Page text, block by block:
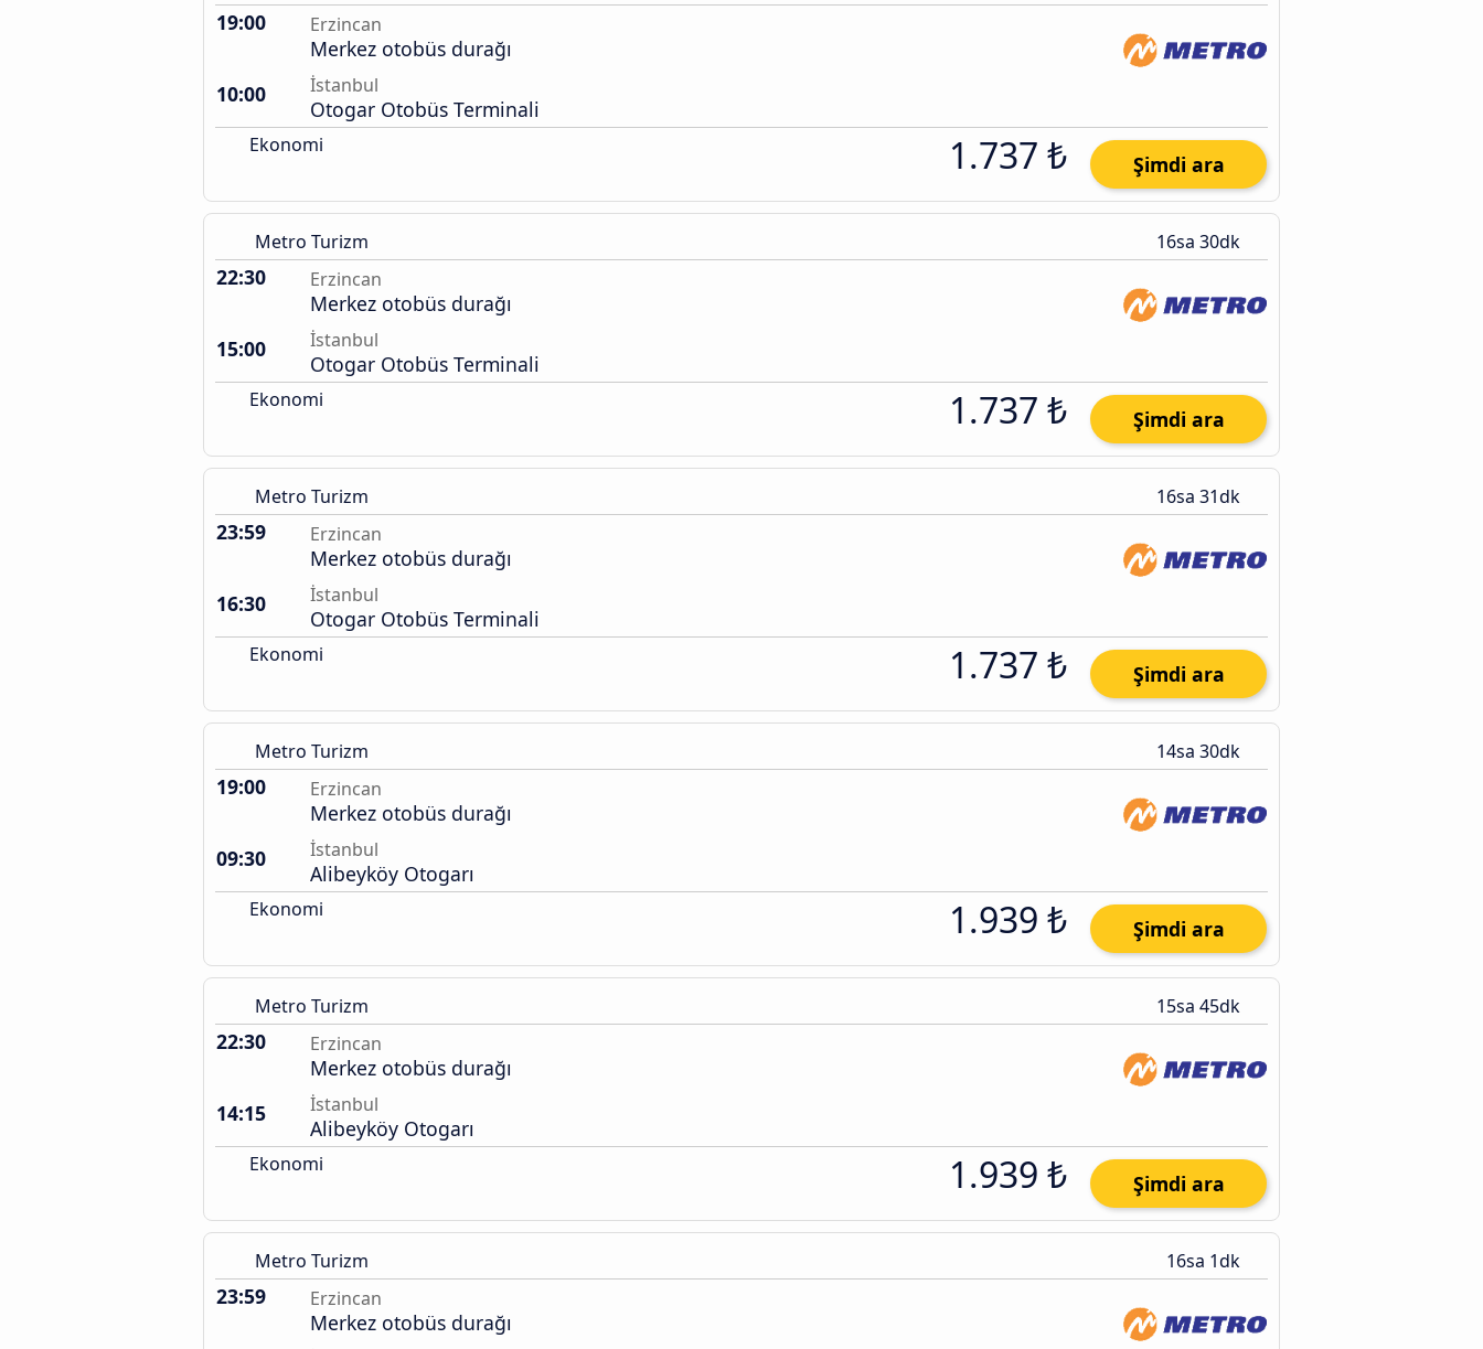
19:00 Erzincan
Merkez otobüs durağı
10:00
İstanbul
Otogar Otobüs Terminali
Ekonomi 1.737 ₺ Şimdi ara
Metro Turizm 16sa 30dk
22:30 Erzincan
Merkez otobüs durağı
15:00
İstanbul
Otogar Otobüs Terminali
Ekonomi 1.737 ₺ Şimdi ara
Metro Turizm 16sa 31dk
23:59 Erzincan
Merkez otobüs durağı
16:30
İstanbul
Otogar Otobüs Terminali
Ekonomi 1.737 ₺ Şimdi ara
Metro Turizm 14sa 30dk
19:00 Erzincan
Merkez otobüs durağı
09:30
İstanbul
Alibeyköy Otogarı
Ekonomi 1.939 ₺ Şimdi ara
Metro Turizm 15sa 45dk
22:30 Erzincan
Merkez otobüs durağı
14:15
İstanbul
Alibeyköy Otogarı
Ekonomi 1.939 ₺ Şimdi ara
Metro Turizm 16sa 1dk
23:59 Erzincan
Merkez otobüs durağı